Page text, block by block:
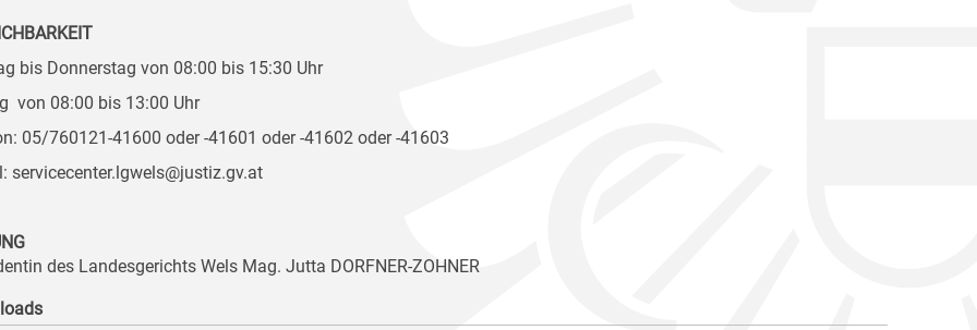
bis Donnerstag von 08:00 bis 15:30 Uhr
von 08:00 bis 13:00 Uhr
05/760121-41600 oder -41601 oder -41602 oder -41603
servicecenter.lgwels@justiz.gv.at
des Landesgerichts Wels Mag. Jutta DORFNER-ZOHNER